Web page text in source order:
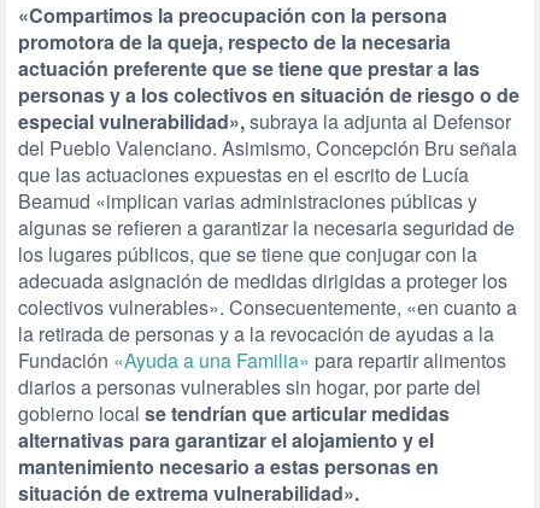
«Compartimos la preocupación con la persona
promotora de la queja, respecto de la necesaria
actuación preferente que se tiene que prestar a las
personas y a los colectivos en situación de riesgo o de
especial vulnerabilidad»,subraya la adjunta al Defensor
del Pueblo Valenciano. Asimismo, Concepción Bru señala
que las actuaciones expuestas en el escrito de Lucía
Beamud «implican varias administraciones públicas y
algunas se refieren a garantizar la necesaria seguridad de
los lugares públicos, que se tiene que conjugar con la
adecuada asignación de medidas dirigidas a proteger los
colectivos vulnerables». Consecuentemente, «en cuanto a
la retirada de personas y a la revocación de ayudas a la
Fundación «Ayuda a una Familia» para repartir alimentos
diarios a personas vulnerables sin hogar, por parte del
gobierno local se tendrían que articular medidas
alternativas para garantizar el alojamiento y el
mantenimiento necesario a estas personas en
situación de extrema vulnerabilidad».